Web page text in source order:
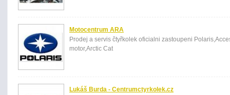
Motocentrum ARA
Prodej a servis čtyřkolek oficialni zastoupeni
motor,Arctic Cat
Lukáš Burda - Centrumctyrkolek.cz